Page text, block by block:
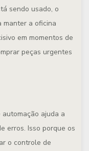
sendo usado, o
manter a oficina
em momentos de
peças urgentes
ajuda a
erros. Isso porque os
o controle de